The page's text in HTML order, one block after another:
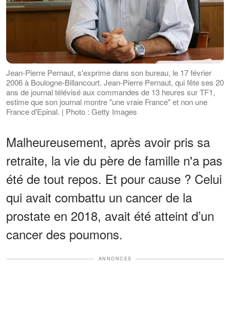
Jean-Pierre Pernaut, s'exprime dans son bureau, le 17 février
2006 à Boulogne-Billancourt. Jean-Pierre Pernaut, qui fête ses 20
ans de journal télévisé aux commandes de 13 heures sur TF1,
estime que son journal montre "une vraie France" et non une
France d'Epinal. | Photo : Getty Images
Malheureusement, après avoir pris sa
retraite, la vie du père de famille n'a pas
été de tout repos. Et pour cause ? Celui
qui avait combattu un cancer de la
prostate en 2018, avait été atteint d’un
cancer des poumons.
ANNONCES